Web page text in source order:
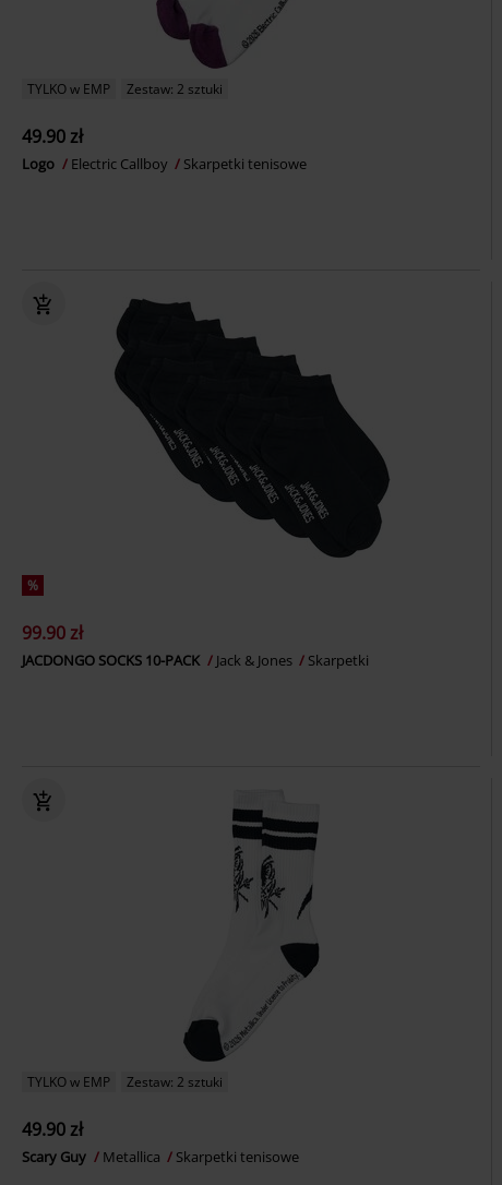
TYLKO w EMP Zestaw: 2 sztuki
49.90 zł
Logo Electric Callboy Skarpetki tenisowe
%
99.90 zł
JACDONGO SOCKS 10-PACK Jack & Jones Skarpetki
TYLKO w EMP Zestaw: 2 sztuki
49.90 zł
Scary Guy Metallica Skarpetki tenisowe